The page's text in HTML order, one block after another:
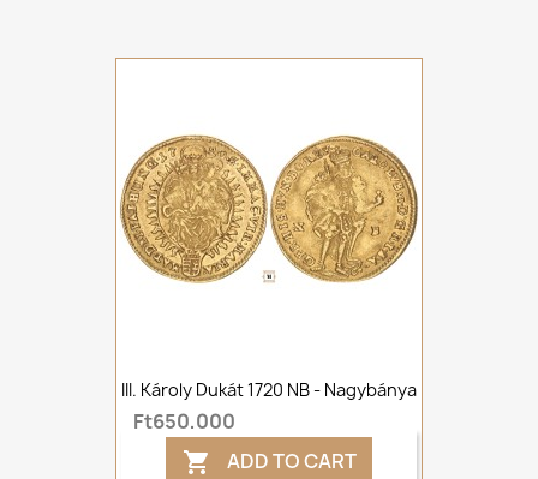
III. Károly Dukát 1720 NB - Nagybánya
Ft650,000
 ADD TO CART